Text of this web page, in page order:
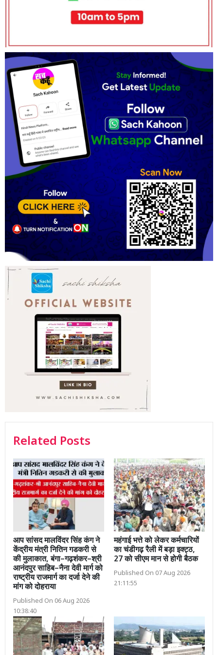
Related Posts
आप सांसद मालविंदर सिंह कंग ने
केंद्रीय मंत्री नितिन गडकरी से
की मुलाकात, बंगा–गढ़शंकर–श्री
आनंदपुर साहिब–नैना देवी मार्ग को
राष्ट्रीय राजमार्ग का दर्जा देने की
मांग को दोहराया
Published On 06 Aug 2026
10:38:40
महंगाई भत्ते को लेकर कर्मचारियों
का चंडीगढ़ रैली में बड़ा इक्ट्ठ,
27 को सीएम मान से होगी बैठक
Published On 07 Aug 2026
21:11:55